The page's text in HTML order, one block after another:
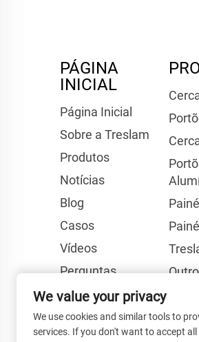
PÁGINA
INICIAL
Página Inicial
Sobre a Treslam
Produtos
Notícias
Blog
Casos
Vídeos
Perguntas
Frequentes
Entre em Contato
We value your privacy
We use cookies and similar tools to
services. If you don't want to accept all